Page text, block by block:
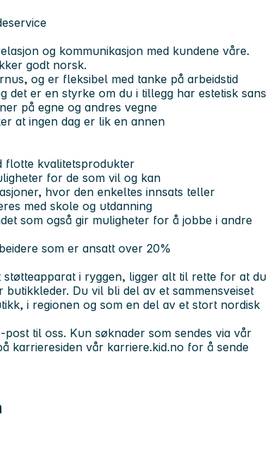
og kommunikasjon med kundene våre.
godt norsk.
og er fleksibel med tanke på arbeidstid
det er en styrke om du i tillegg har estetisk sans
på egne og andres vegne
at ingen dag er lik en annen
flotte kvalitetsprodukter
for de som vil og kan
hvor den enkeltes innsats teller
med skole og utdanning
som også gir muligheter for å jobbe i andre
som er ansatt over 20%
i ryggen, ligger alt til rette for at du
Du vil bli del av et sammensveiset
i regionen og som en del av et stort nordisk
til oss. Kun søknader som sendes via vår
karrieresiden vår karriere.kid.no for å sende